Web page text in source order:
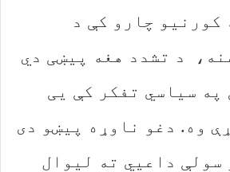
کورنیو چارو کې د
د تشدد هغه پیښی دي
په سیاسي تفکر کې یی
وه. دغو ناوړه پیښو دی
سولې داعیي ته لیوال